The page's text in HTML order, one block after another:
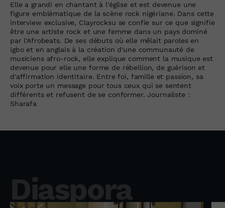
Elle a grandi en chantant à l'église et est devenue une
figure emblématique de la scène rock nigériane. Dans cette
interview exclusive, Clayrocksu se confie sur ce que signifie
être une artiste rock et une femme dans un pays dominé
par l'Afrobeats. De ses débuts où elle mêlait paroles en
igbo et en anglais à la création d'une communauté de
musiciens afro-rock, elle explique comment la musique est
devenue pour elle une forme de rébellion, de guérison et
d'affirmation identitaire. Entre foi, famille et passion, sa
voix porte un message pour tous ceux qui se sentent
différents et refusent de se conformer. Journaliste :
Sharafa
Diaspora